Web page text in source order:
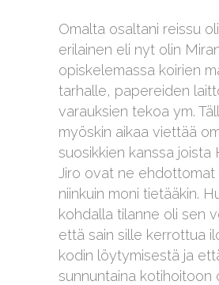
Omalta osaltani reissu
erilainen eli nyt olin
opiskelemassa koirien
tarhalle, papereiden
varauksien tekoa ym.
myöskin aikaa viettää
suosikkien kanssa joista
Jiro ovat ne ehdottomat
niinkuin moni tietääkin.
kohdalla tilanne oli sen
että sain sille kerrottua
kodin löytymisestä ja
sunnuntaina kotihoitoon